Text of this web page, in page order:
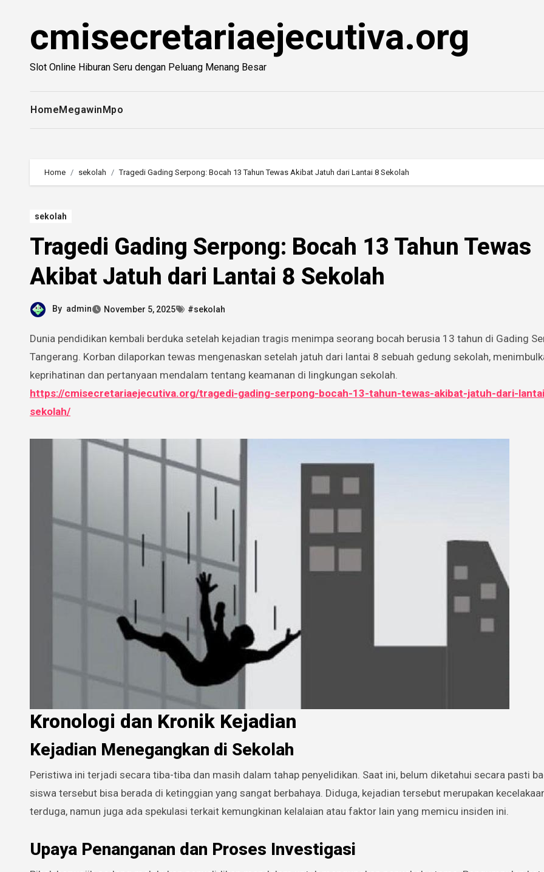
cmisecretariaejecutiva.org
Slot Online Hiburan Seru dengan Peluang Menang Besar
HomeMegawinMpo
Home sekolah Tragedi Gading Serpong: Bocah 13 Tahun Tewas Akibat Jatuh dari Lantai 8 Sekolah
sekolah
Tragedi Gading Serpong: Bocah 13 Tahun Tewas
Akibat Jatuh dari Lantai 8 Sekolah
By admin November 5, 2025 #sekolah
Dunia pendidikan kembali berduka setelah kejadian tragis menimpa seorang bocah berusia 13 tahun di Gading Serpong,
Tangerang. Korban dilaporkan tewas mengenaskan setelah jatuh dari lantai 8 sebuah gedung sekolah,
keprihatinan dan pertanyaan mendalam tentang keamanan di lingkungan sekolah.
https://cmisecretariaejecutiva.org/tragedi-gading-serpong-bocah-13-tahun-tewas-akibat-jatuh-dari-
sekolah/
Kronologi dan Kronik Kejadian
Kejadian Menegangkan di Sekolah
Peristiwa ini terjadi secara tiba-tiba dan masih dalam tahap penyelidikan. Saat ini, belum diketahui secara pasti
siswa tersebut bisa berada di ketinggian yang sangat berbahaya. Diduga, kejadian tersebut merupakan
terduga, namun juga ada spekulasi terkait kemungkinan kelalaian atau faktor lain yang memicu insiden ini.
Upaya Penanganan dan Proses Investigasi